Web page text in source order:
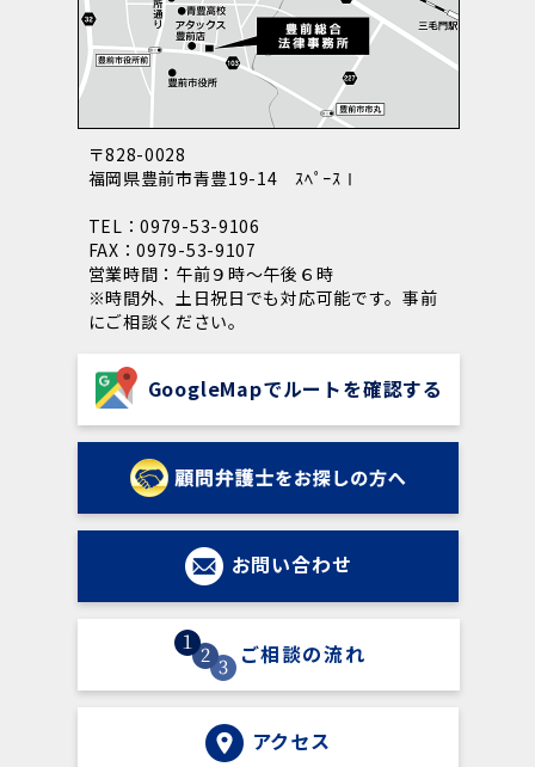
〒828-0028
福岡県豊前市青豊19-14 ｽﾍﾟｰｽⅠ
TEL：0979-53-9106
FAX：0979-53-9107
営業時間：午前９時～午後６時
※時間外、土日祝日でも対応可能です。事前
にご相談ください。
GoogleMapでルートを確認する
お問い合わせ
ご相談の流れ
アクセス